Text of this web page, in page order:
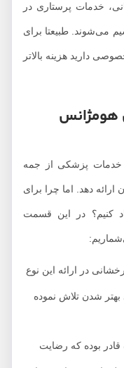
پرستاری در
طبیعتا برای
هزینه بالاتر
پزشکی از جمه
دهد. اما چرا برای
در این قسمت
در ارائه این نوع
شدن تلاش نموده
که رضایت